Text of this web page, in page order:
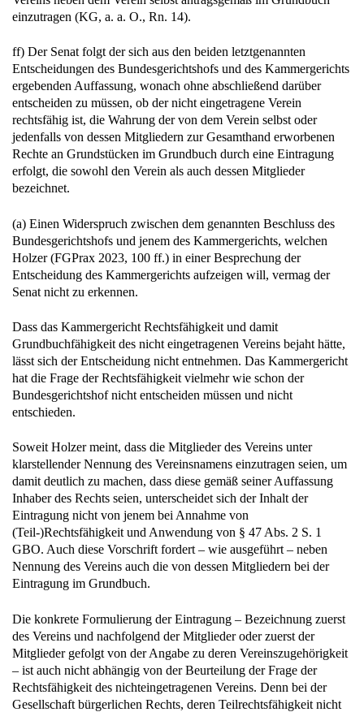
einzutragen (KG, a. a. O., Rn. 14).
ff) Der Senat folgt der sich aus den beiden letztgenannten
Entscheidungen des Bundesgerichtshofs und des Kammergerichts
ergebenden Auffassung, wonach ohne abschließend darüber
entscheiden zu müssen, ob der nicht eingetragene Verein
rechtsfähig ist, die Wahrung der von dem Verein selbst oder
jedenfalls von dessen Mitgliedern zur Gesamthand erworbenen
Rechte an Grundstücken im Grundbuch durch eine Eintragung
erfolgt, die sowohl den Verein als auch dessen Mitglieder
bezeichnet.
(a) Einen Widerspruch zwischen dem genannten Beschluss des
Bundesgerichtshofs und jenem des Kammergerichts, welchen
Holzer (FGPrax 2023, 100 ff.) in einer Besprechung der
Entscheidung des Kammergerichts aufzeigen will, vermag der
Senat nicht zu erkennen.
Dass das Kammergericht Rechtsfähigkeit und damit
Grundbuchfähigkeit des nicht eingetragenen Vereins bejaht hätte,
lässt sich der Entscheidung nicht entnehmen. Das Kammergericht
hat die Frage der Rechtsfähigkeit vielmehr wie schon der
Bundesgerichtshof nicht entscheiden müssen und nicht
entschieden.
Soweit Holzer meint, dass die Mitglieder des Vereins unter
klarstellender Nennung des Vereinsnamens einzutragen seien, um
damit deutlich zu machen, dass diese gemäß seiner Auffassung
Inhaber des Rechts seien, unterscheidet sich der Inhalt der
Eintragung nicht von jenem bei Annahme von
(Teil-)Rechtsfähigkeit und Anwendung von § 47 Abs. 2 S. 1
GBO. Auch diese Vorschrift fordert – wie ausgeführt – neben
Nennung des Vereins auch die von dessen Mitgliedern bei der
Eintragung im Grundbuch.
Die konkrete Formulierung der Eintragung – Bezeichnung zuerst
des Vereins und nachfolgend der Mitglieder oder zuerst der
Mitglieder gefolgt von der Angabe zu deren Vereinszugehörigkeit
– ist auch nicht abhängig von der Beurteilung der Frage der
Rechtsfähigkeit des nichteingetragenen Vereins. Denn bei der
Gesellschaft bürgerlichen Rechts, deren Teilrechtsfähigkeit nicht